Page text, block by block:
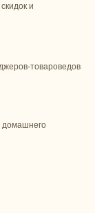
и
товароведов
домашнего